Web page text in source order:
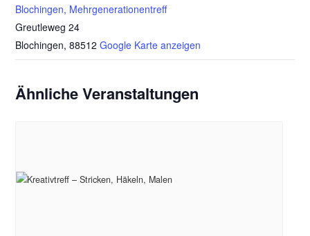
Blochingen, Mehrgenerationentreff
Greutleweg 24
Blochingen, 88512 Google Karte anzeigen
Ähnliche Veranstaltungen